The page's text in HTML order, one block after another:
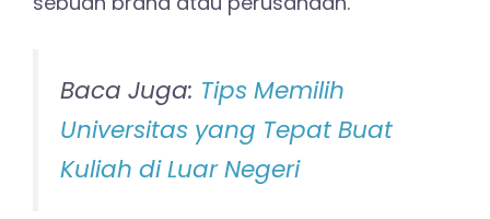
Baca Juga: Tips Memilih
Universitas yang Tepat Buat
Kuliah di Luar Negeri